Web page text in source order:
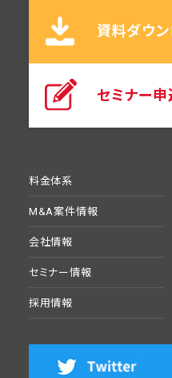
料金体系
M&A案件情報
会社情報
セミナー情報
採用情報
資料ダウン
セミナー申